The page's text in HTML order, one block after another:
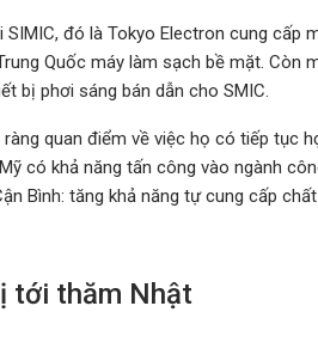
đó là Tokyo Electron cung cấp
Quốc máy làm sạch bề mặt. Còn
bị phơi sáng bán dẫn cho SMIC.
quan điểm về việc họ có tiếp tục
có khả năng tấn công vào ngành
Bình: tăng khả năng tự cung cấp
tới thăm Nhật